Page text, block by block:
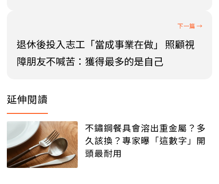
退休後投入志工「當成事業在做」 照顧視
障朋友不喊苦：獲得最多的是自己
延伸閱讀
不鏽鋼餐具會溶出重金屬？多
久該換？專家曝「這數字」開
頭最耐用